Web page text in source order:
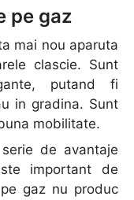
pe gaz
mai nou aparuta
clascie. Sunt
putand fi
in gradina. Sunt
mobilitate.
de avantaje
important de
gaz nu produc